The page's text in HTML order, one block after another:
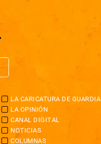
LA CARICATURA DE GUARDIA
LA OPINIÓN
CANAL DIGITAL
NOTICIAS
COLUMNAS